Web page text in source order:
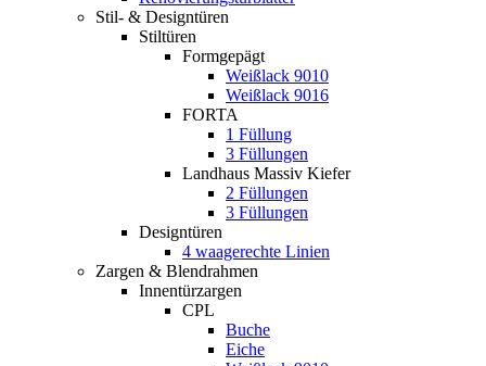
Stil- & Designtüren
Stiltüren
Formgepägt
Weißlack 9010
Weißlack 9016
FORTA
1 Füllung
3 Füllungen
Landhaus Massiv Kiefer
2 Füllungen
3 Füllungen
Designtüren
4 waagerechte Linien
Zargen & Blendrahmen
Innentürzargen
CPL
Buche
Eiche